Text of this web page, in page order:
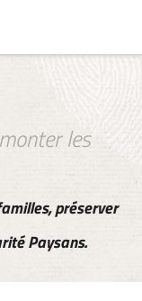
les
préserver
Paysans.